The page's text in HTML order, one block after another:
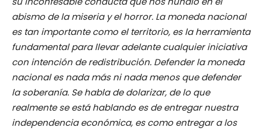
abismo de la miseria y el horror. La moneda nacional
es tan importante como el territorio, es la herramienta
fundamental para llevar adelante cualquier iniciativa
con intención de redistribución. Defender la moneda
nacional es nada más ni nada menos que defender
la soberanía. Se habla de dolarizar, de lo que
realmente se está hablando es de entregar nuestra
independencia económica, es como entregar a los